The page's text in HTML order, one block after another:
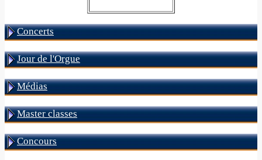
Concerts
Jour de l'Orgue
Médias
Master classes
Concours